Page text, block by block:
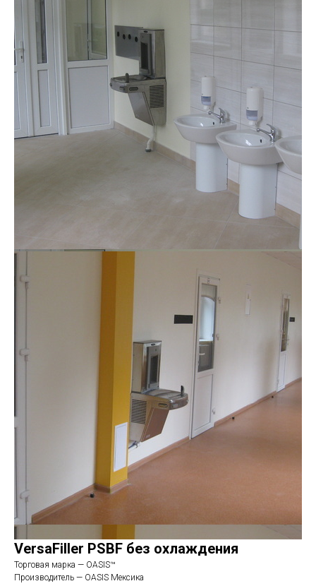
VersaFiller PSBF без охлаждения
Торговая марка — OASIS™
Производитель — OASIS Мексика